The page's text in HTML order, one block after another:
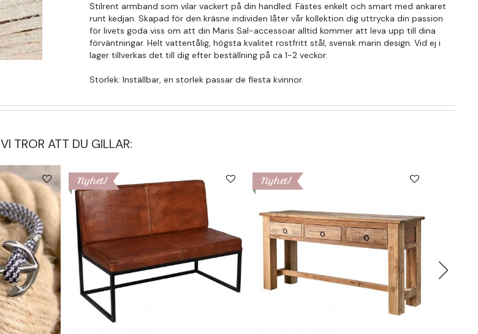
Stilrent armband som vilar vackert på din handled. Fästes enkelt och smart med ankaret
runt kedjan. Skapad för den kräsne individen låter vår kollektion dig uttrycka din passion
för livets goda viss om att din Maris Sal-accessoar alltid kommer att leva upp till dina
förväntningar. Helt vattentålig, högsta kvalitet rostfritt stål, svensk marin design. Vid ej i
lager tillverkas det till dig efter beställning på ca 1-2 veckor.
Storlek: Inställbar, en storlek passar de flesta kvinnor.
VI TROR ATT DU GILLAR:
Nyhet! Nyhet!